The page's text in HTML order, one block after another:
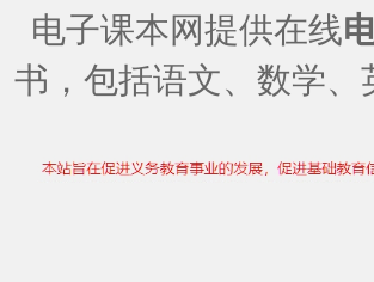
电子课本网提供在线
书，包括语文、数学